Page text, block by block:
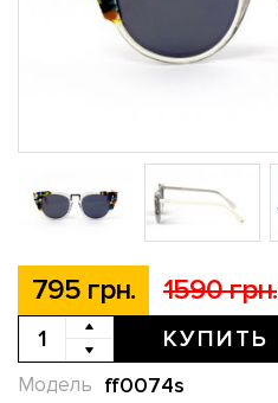
795 грн. 1590 грн.
КУПИТЬ
ff0074s
Модель